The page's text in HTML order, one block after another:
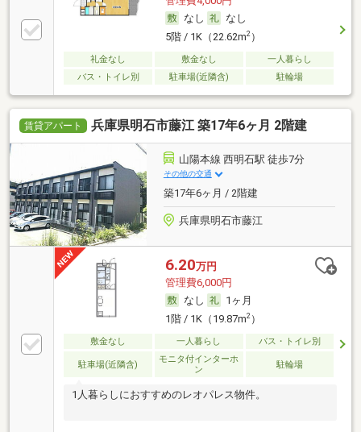
なし
なし
5階 / 1K（22.62m2）
礼金なし 敷金なし
一人暮らし
バス・トイレ別
駐車場(近隣含) 駐輪場
賃貸アパート 兵庫県明石市藤江 築17年6ヶ月 2階建
山陽本線 西明石駅 徒歩7分
その他の交通
築17年6ヶ月 / 2階建
兵庫県明石市藤江
6.20万円
管理費6,000円
なし
1ヶ月
1階 / 1K（19.87m2）
敷金なし 一人暮らし バス・トイレ別
駐車場(近隣含)
モニタ付インターホ
ン
駐輪場
1人暮らしにおすすめのレオパレス物件。